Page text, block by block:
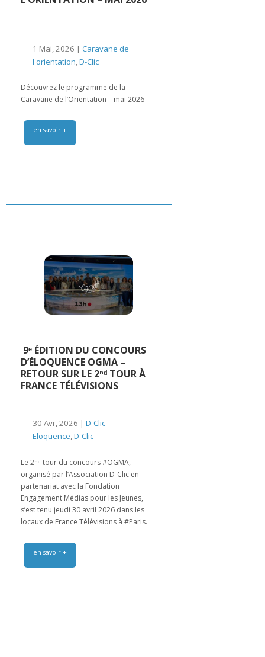
1 Mai, 2026 | Caravane de
l'orientation,D-Clic
Découvrez le programme de la
Caravane de l’Orientation – mai 2026
en savoir +
️ 9ᵉ ÉDITION DU CONCOURS
D’ÉLOQUENCE OGMA –
RETOUR SUR LE 2ⁿᵈ TOUR À
FRANCE TÉLÉVISIONS
30 Avr, 2026 | D-Clic
Eloquence,D-Clic
Le 2ⁿᵈ tour du concours #OGMA,
organisé par l’Association D-Clic en
partenariat avec la Fondation
Engagement Médias pour les Jeunes,
s’est tenu jeudi 30 avril 2026 dans les
locaux de France Télévisions à #Paris.
en savoir +